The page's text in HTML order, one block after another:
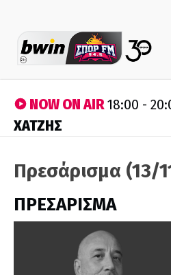
NOW ON AIR18:00 -
ΧΑΤΖΗΣ
Πρεσάρισμα (13/
ΠΡΕΣΑΡΙΣΜΑ